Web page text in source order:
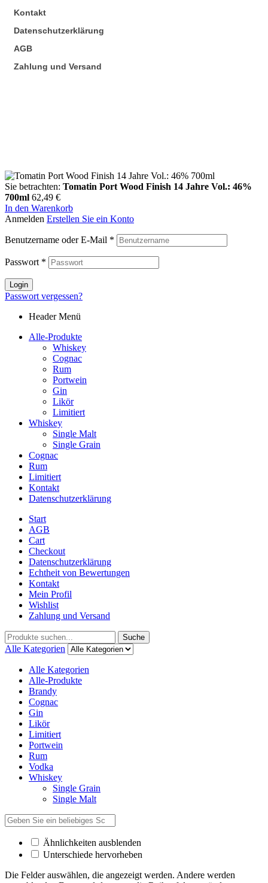
Kontakt
Datenschutzerklärung
AGB
Zahlung und Versand
Sie betrachten: Tomatin Port Wood Finish 14 Jahre Vol.: 46%
700ml 62,49 €
In den Warenkorb
Anmelden Erstellen Sie ein Konto
Benutzername oder E-Mail *
Passwort *
Login
Passwort vergessen?
Header Menü
Alle-Produkte
Whiskey
Cognac
Rum
Portwein
Gin
Likör
Limitiert
Whiskey
Single Malt
Single Grain
Cognac
Rum
Limitiert
Kontakt
Datenschutzerklärung
Start
AGB
Cart
Checkout
Datenschutzerklärung
Echtheit von Bewertungen
Kontakt
Mein Profil
Wishlist
Zahlung und Versand
Suche
Alle Kategorien
Alle Kategorien
Alle-Produkte
Brandy
Cognac
Gin
Likör
Limitiert
Portwein
Rum
Vodka
Whiskey
Single Grain
Single Malt
Ähnlichkeiten ausblenden
Unterschiede hervorheben
Die Felder auswählen, die angezeigt werden. Andere werden